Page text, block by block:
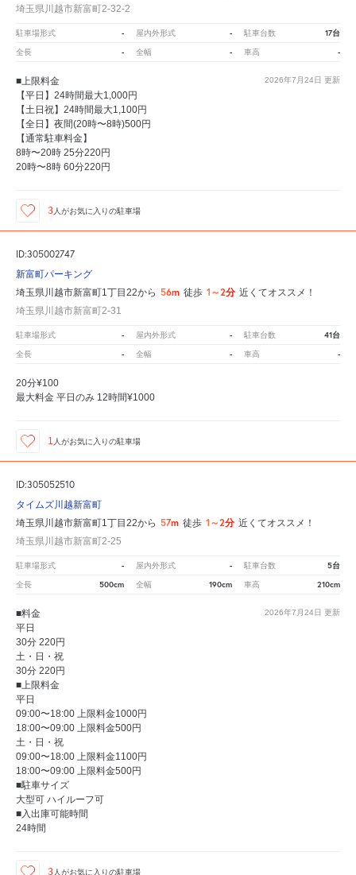
埼玉県川越市新富町2-32-2
駐車場形式 - 屋内外形式 - 駐車台数 17台
全長 - 全幅 - 車高 -
2026年7月24日 更新
■上限料金
【平日】24時間最大1,000円
【土日祝】24時間最大1,100円
【全日】夜間(20時〜8時)500円
【通常駐車料金】
8時〜20時 25分220円
20時〜8時 60分220円
3人がお気に入りの駐車場
ID:305002747
新富町パーキング
埼玉県川越市新富町1丁目22から 56m 徒歩 1～2分 近くてオススメ！
埼玉県川越市新富町2-31
駐車場形式 - 屋内外形式 - 駐車台数 41台
全長 - 全幅 - 車高 -
20分¥100
最大料金 平日のみ 12時間¥1000
1 人がお気に入りの駐車場
ID:305052510
タイムズ川越新富町
埼玉県川越市新富町1丁目22から 57m 徒歩 1～2分 近くてオススメ！
埼玉県川越市新富町2-25
駐車場形式 - 屋内外形式 - 駐車台数 5台
全長 500cm 全幅 190cm 車高 210cm
2026年7月24日 更新
■料金
平日
30分 220円
土・日・祝
30分 220円
■上限料金
平日
09:00〜18:00 上限料金1000円
18:00〜09:00 上限料金500円
土・日・祝
09:00〜18:00 上限料金1100円
18:00〜09:00 上限料金500円
■駐車サイズ
大型可 ハイルーフ可
■入出庫可能時間
24時間
3人がお気に入りの駐車場